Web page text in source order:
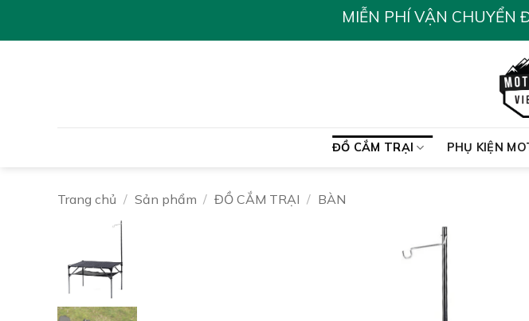
MIỄN PHÍ VẬN CHUYỂN
ĐỒ CẮM TRẠI PHỤ KIỆN
Trang chủ / Sản phẩm / ĐỒ CẮM TRẠI / BÀN